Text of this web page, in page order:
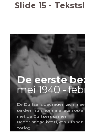
Slide 15 -
De eerste
mei 1940 -
De Duitsers gedragen zich
pakken hun normale leven op
met de Duitsers samen.
Nederlandse bedrijven kunnen
oorlog'...